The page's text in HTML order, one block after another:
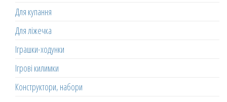
Для купання
Для ліжечка
Іграшки-ходунки
Ігрові килимки
Конструктори, набори